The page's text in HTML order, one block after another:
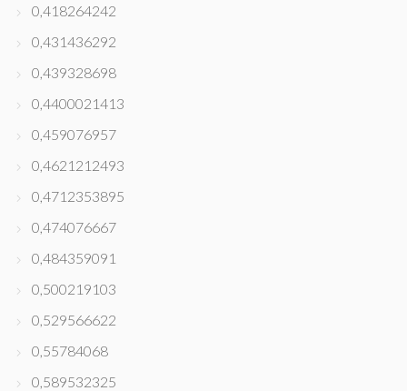
0,418264242
0,431436292
0,439328698
0,4400021413
0,459076957
0,4621212493
0,4712353895
0,474076667
0,484359091
0,500219103
0,529566622
0,55784068
0,589532325